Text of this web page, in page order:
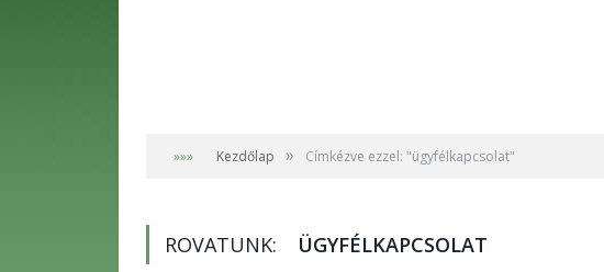
»»» Kezdőlap » Címkézve ezzel: "ügyfélkapcsolat"
ROVATUNK: ÜGYFÉLKAPCSOLAT